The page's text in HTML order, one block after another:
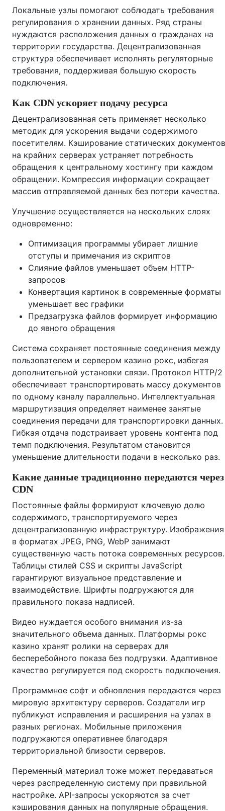
Локальные узлы помогают соблюдать требования
регулирования о хранении данных. Ряд страны
нуждаются расположения данных о гражданах на
территории государства. Децентрализованная
структура обеспечивает исполнять регуляторные
требования, поддерживая большую скорость
подключения.
Как CDN ускоряет подачу ресурса
Децентрализованная сеть применяет несколько
методик для ускорения выдачи содержимого
посетителям. Кэширование статических документов
на крайних серверах устраняет потребность
обращения к центральному хостингу при каждом
обращении. Компрессия информации сокращает
массив отправляемой данных без потери качества.
Улучшение осуществляется на нескольких слоях
одновременно:
Оптимизация программы убирает лишние
отступы и примечания из скриптов
Слияние файлов уменьшает объем HTTP-
запросов
Конвертация картинок в современные форматы
уменьшает вес графики
Предзагрузка файлов формирует информацию
до явного обращения
Система сохраняет постоянные соединения между
пользователем и сервером казино рокс, избегая
дополнительной установки связи. Протокол HTTP/2
обеспечивает транспортировать массу документов
по одному каналу параллельно. Интеллектуальная
маршрутизация определяет наименее занятые
соединения передачи для транспортировки данных.
Гибкая отдача подстраивает уровень контента под
темп подключения. Результатом становится
уменьшение длительности подачи в несколько раз.
Какие данные традиционно передаются через
CDN
Постоянные файлы формируют ключевую долю
содержимого, транспортируемого через
децентрализованную инфраструктуру. Изображения
в форматах JPEG, PNG, WebP занимают
существенную часть потока современных ресурсов.
Таблицы стилей CSS и скрипты JavaScript
гарантируют визуальное представление и
взаимодействие. Шрифты подгружаются для
правильного показа надписей.
Видео нуждается особого внимания из-за
значительного объема данных. Платформы рокс
казино хранят ролики на серверах для
бесперебойного показа без подгрузки. Адаптивное
качество регулируется под скорость подключения.
Программное софт и обновления передаются через
мировую архитектуру серверов. Создатели игр
публикуют исправления и расширения на узлах в
разных регионах. Мобильные приложения
подгружаются оперативнее благодаря
территориальной близости серверов.
Переменный материал тоже может передаваться
через распределенную систему при правильной
настройке. API-запросы ускоряются за счет
кэширования данных на популярные обращения.